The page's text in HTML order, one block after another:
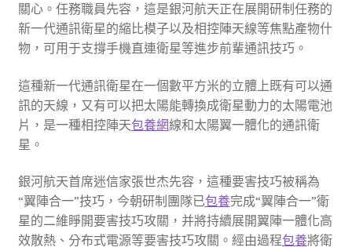
關心。任務職員先容，這是銀河航天正在展開研制任務的
新一代通訊衛星的縮比模子以及相控陣天線等焦點產物什
物，可用于支撐手機直連衛星等進步前輩通訊技巧。
這種新一代通訊衛星在一個數平方米的立體上既有可以通
訊的天線，又有可以把太陽能轉換成衛星動力的太陽電池
片，是一種相控陣天包養網線和太陽翼一體化的通訊衛
星。
銀河航天首席迷信家張世杰先容，這種要害技巧被稱為
“翼陣合一”技巧，今朝研制團隊已包養完成“翼陣合一”衛
星的二維睜開要害技巧攻關，并將持續展開翼陣一體化高
效散熱、分布式電源等要害技巧攻關。經由過程包養將衛